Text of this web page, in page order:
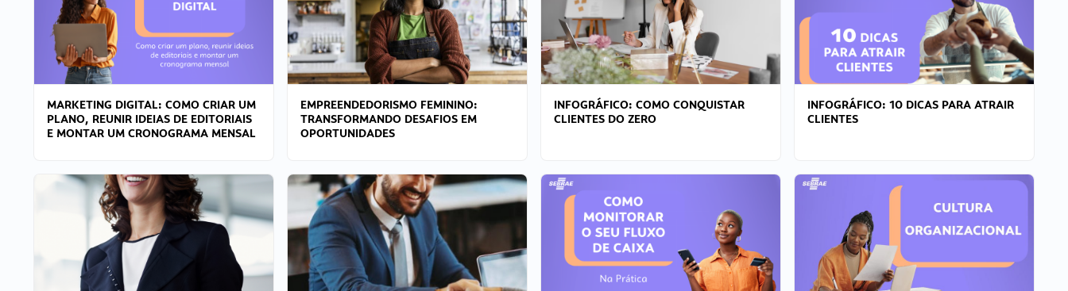
MARKETING DIGITAL: COMO CRIAR UM
PLANO, REUNIR IDEIAS DE EDITORIAIS
E MONTAR UM CRONOGRAMA MENSAL
EMPREENDEDORISMO FEMININO:
TRANSFORMANDO DESAFIOS EM
OPORTUNIDADES
INFOGRÁFICO: COMO CONQUISTAR
CLIENTES DO ZERO
INFOGRÁFICO: 10 DICAS PARA ATRAIR
CLIENTES